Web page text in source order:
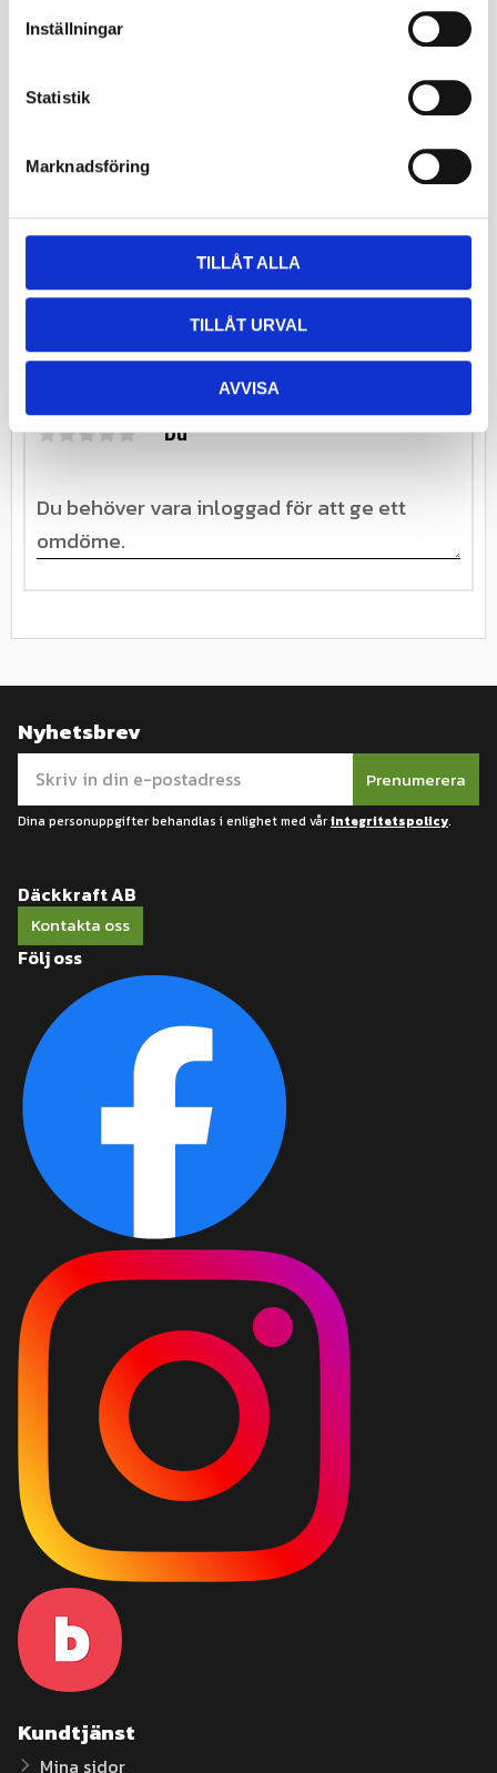
Inställningar
Statistik
Marknadsföring
TILLÅT ALLA
TILLÅT URVAL
AVVISA
Höjd mm
Fälgbredd
Km/h (2)
130
Lastindexkod
51
Omdömen
Du
Nyhetsbrev
Prenumerera
Dina personuppgifter behandlas i enlighet med vårintegritetspolicy.
Däckkraft AB
Kontakta oss
Följ oss
Kundtjänst
Mina sidor